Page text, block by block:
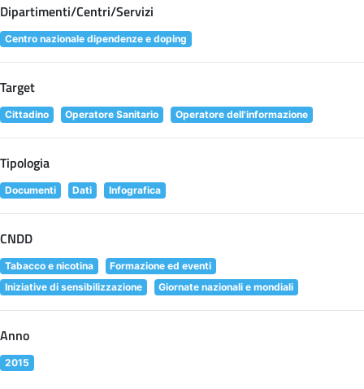
Dipartimenti/Centri/Servizi
Centro nazionale dipendenze e doping
Target
Cittadino Operatore Sanitario Operatore dell'informazione
Tipologia
Documenti Dati Infografica
CNDD
Tabacco e nicotina
Formazione ed eventi
Iniziative di sensibilizzazione
Giornate nazionali e mondiali
Anno
2015